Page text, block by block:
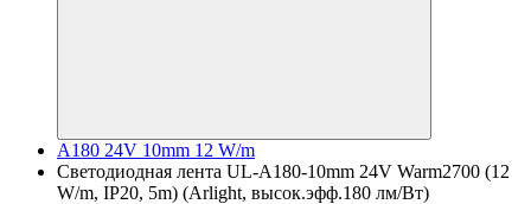
A180 24V 10mm 12 W/m
Светодиодная лента UL-A180-10mm 24V Warm2700 (12
W/m, IP20, 5m) (Arlight, высок.эфф.180 лм/Вт)